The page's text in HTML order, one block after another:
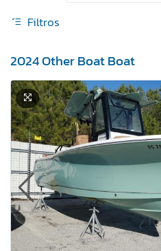
Filtros
2024 Other Boat Boat